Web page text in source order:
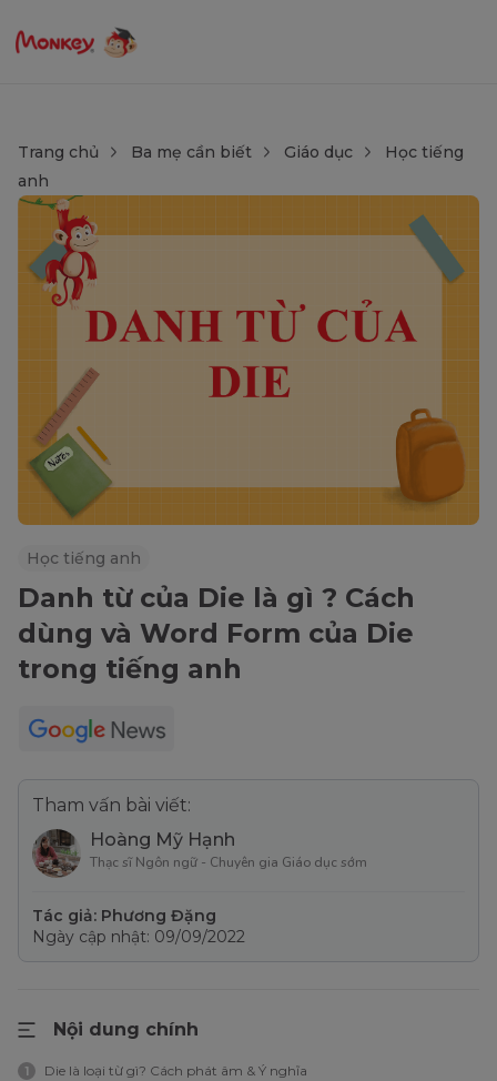
Trang chủ Ba mẹ cần biết Giáo dục
Học tiếng
anh
Học tiếng anh
Danh từ của Die là gì ? Cách
dùng và Word Form của Die
trong tiếng anh
Tham vấn bài viết:
Hoàng Mỹ Hạnh
Thạc sĩ Ngôn ngữ - Chuyên gia Giáo dục sớm
Tác giả: Phương Đặng
Ngày cập nhật: 09/09/2022
Nội dung chính
1 Die là loại từ gì? Cách phát âm & Ý nghĩa